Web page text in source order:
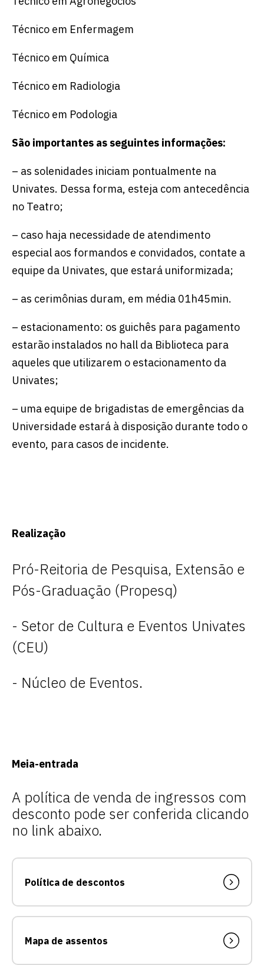
Técnico em Enfermagem
Técnico em Química
Técnico em Radiologia
Técnico em Podologia
São importantes as seguintes informações:
– as solenidades iniciam pontualmente na
Univates. Dessa forma, esteja com antecedência
no Teatro;
– caso haja necessidade de atendimento
especial aos formandos e convidados, contate a
equipe da Univates, que estará uniformizada;
– as cerimônias duram, em média 01h45min.
– estacionamento: os guichês para pagamento
estarão instalados no hall da Biblioteca para
aqueles que utilizarem o estacionamento da
Univates;
– uma equipe de brigadistas de emergências da
Universidade estará à disposição durante todo o
evento, para casos de incidente.
Realização
Pró-Reitoria de Pesquisa, Extensão e
Pós-Graduação (Propesq)
- Setor de Cultura e Eventos Univates
(CEU)
- Núcleo de Eventos.
Meia-entrada
A política de venda de ingressos com
desconto pode ser conferida clicando
no link abaixo.
Política de descontos
Mapa de assentos